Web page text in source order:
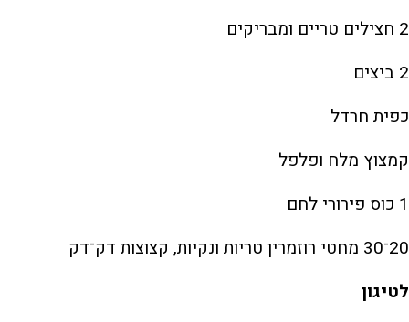
2 חצילים טריים ומבריקים
2 ביצים
כפית חרדל
קמצוץ מלח ופלפל
1 כוס פירורי לחם
20־30 מחטי רוזמרין טריות ונקיות, קצוצות דק־דק
לטיגון